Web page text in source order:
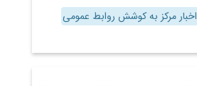
اخبار مرکز به کوشش روابط عمومی